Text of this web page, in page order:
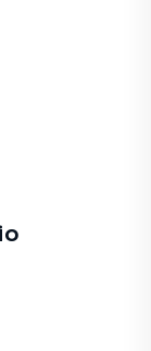
mensal é de R$
moradores fácil
farmácias e